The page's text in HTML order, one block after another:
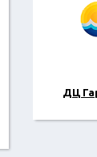
ДЦ